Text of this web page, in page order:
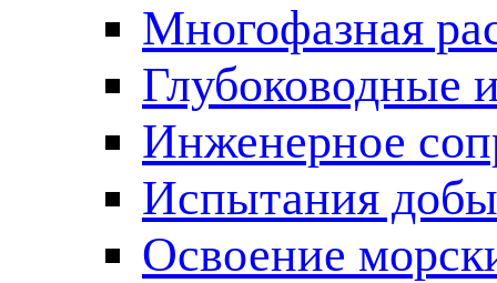
Многофазная
Глубоководные
Инженерное
Испытания
Освоение